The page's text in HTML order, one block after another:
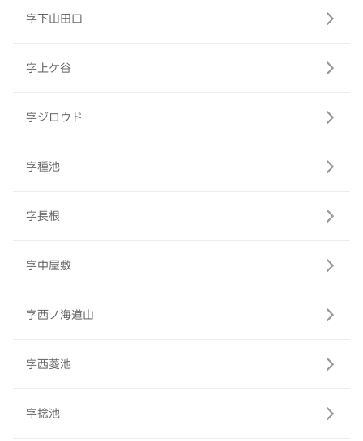
字下山田口
字上ケ谷
字ジロウド
字種池
字長根
字中屋敷
字西ノ海道山
字西菱池
字捻池